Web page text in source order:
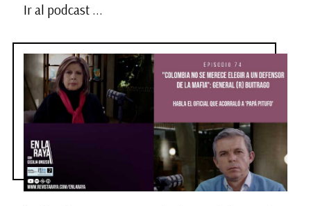
Ir al podcast ...